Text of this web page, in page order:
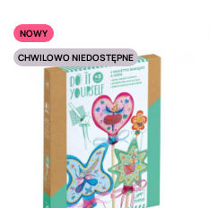
NOWY
CHWILOWO NIEDOSTĘPNE